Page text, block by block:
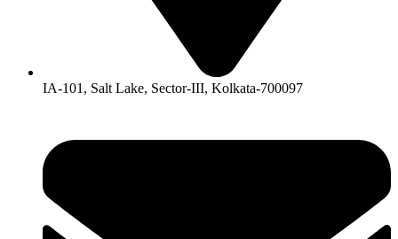
IA-101, Salt Lake, Sector-III, Kolkata-700097